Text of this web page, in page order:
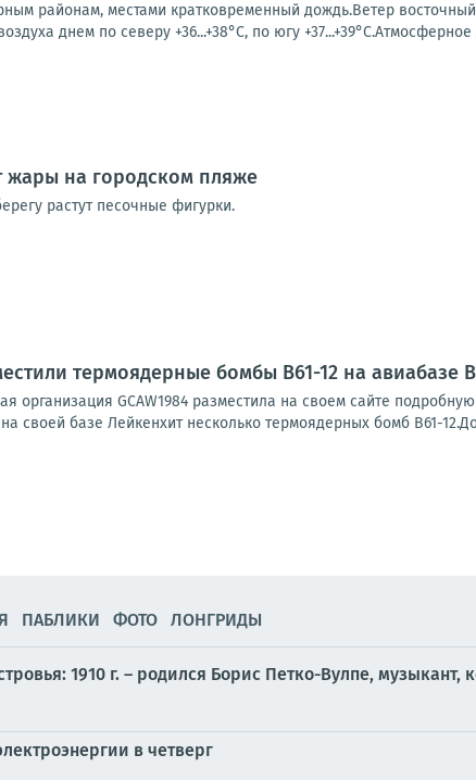
районам, местами кратковременный дождь.Ветер
днем по северу +36...+38°С, по югу
жары на городском пляже
растут песочные фигурки.
термоядерные бомбы B61-12 на авиабазе
организация GCAW1984 разместила на своем сайте
своей базе Лейкенхит несколько термоядерных бомб B61-
ПАБЛИКИ ФОТО ЛОНГРИДЫ
1910 г. – родился Борис Петко-Вулпе, музыкант,
в четверг